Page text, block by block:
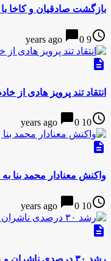
بازگشت صادقیان و کاخا
access_time
9 years ago
chat_bubble0
description
انتقاد تند پرویز هادی
access_time
10 years ago
chat_bubble0
description
واکنش معنادار محمد بنا
access_time
10 years ago
chat_bubble0
description
رشد ۳۰ درصدی ناشران و عناوین کتاب‌ها در نمایشگاه قرآن